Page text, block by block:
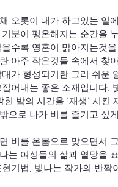
오롯이 내가 하고있는 일
분이 평온해지는 순간을
수록 영혼이 맑아지는것
아주 작은것들 속에서 찾
가 형성되기란 그리 쉬운
어내는 좋은 소재입니다.
밤의 시간을 ‘재생’ 시킨
으로 나가 비를 즐기고 싶
비를 온몸으로 맞으면서
는 여성들의 삶과 열망을
기법, 빛나는 작가의 반짝